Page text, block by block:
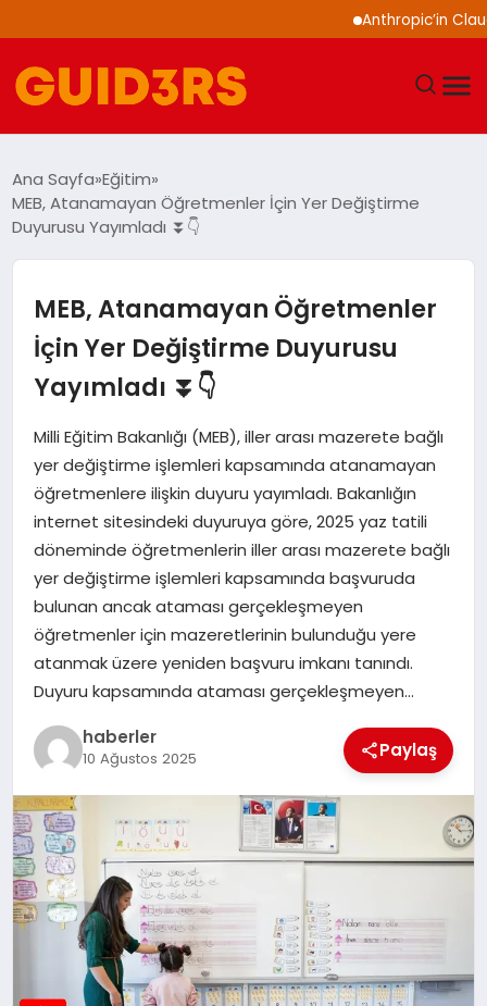
Anthropic’in Claude
YAŞAM
SPOR
SAĞLIK
EKONOMI
MAGAZIN
EĞITIM
Ana Sayfa Eğitim
MEB, Atanamayan Öğretmenler İçin Yer Değiştirme
Duyurusu Yayımladı ⏬👇
MEB, Atanamayan Öğretmenler
İçin Yer Değiştirme Duyurusu
Yayımladı ⏬👇
Milli Eğitim Bakanlığı (MEB), iller arası mazerete bağlı
yer değiştirme işlemleri kapsamında atanamayan
öğretmenlere ilişkin duyuru yayımladı. Bakanlığın
internet sitesindeki duyuruya göre, 2025 yaz tatili
döneminde öğretmenlerin iller arası mazerete bağlı
yer değiştirme işlemleri kapsamında başvuruda
bulunan ancak ataması gerçekleşmeyen
öğretmenler için mazeretlerinin bulunduğu yere
atanmak üzere yeniden başvuru imkanı tanındı.
Duyuru kapsamında ataması gerçekleşmeyen…
haberler
10 Ağustos 2025 Paylaş